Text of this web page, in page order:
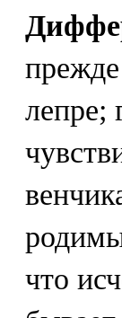
лепре;
что